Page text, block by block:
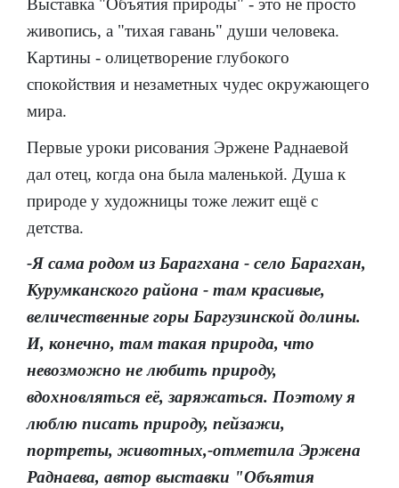
Выставка "Объятия природы" - это не просто
живопись, а "тихая гавань" души человека.
Картины - олицетворение глубокого
спокойствия и незаметных чудес окружающего
мира.
Первые уроки рисования Эржене Раднаевой
дал отец, когда она была маленькой. Душа к
природе у художницы тоже лежит ещё с
детства.
-Я сама родом из Барагхана - село Барагхан,
Курумканского района - там красивые,
величественные горы Баргузинской долины.
И, конечно, там такая природа, что
невозможно не любить природу,
вдохновляться её, заряжаться. Поэтому я
люблю писать природу, пейзажи,
портреты, животных,-отметила Эржена
Раднаева, автор выставки "Объятия